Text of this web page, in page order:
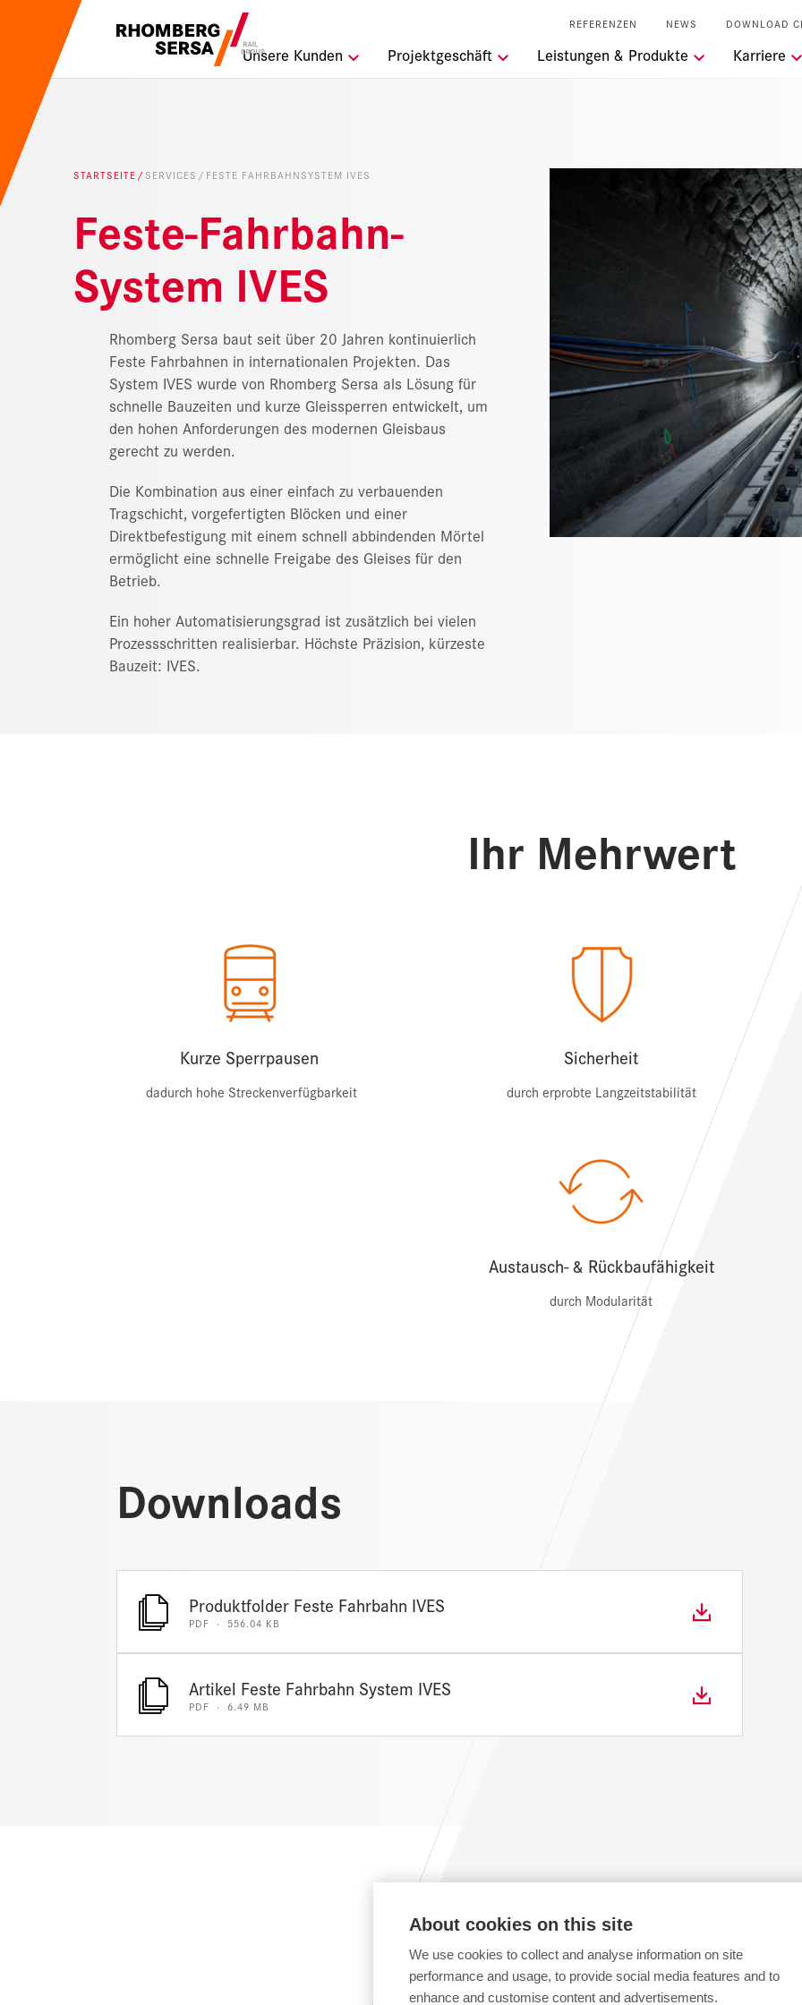
REFERENZEN NEWS DOWNLOAD
Unsere Kunden Projektgeschäft Leistungen & Produkte Karriere
Suchempfehlungen
STARTSEITE SERVICES FESTE FAHRBAHNSYSTEM IVES
Feste-Fahrbahn-
System IVES
Rhomberg Sersa baut seit über 20 Jahren kontinuierlich
Feste Fahrbahnen in internationalen Projekten. Das
System IVES wurde von Rhomberg Sersa als Lösung für
schnelle Bauzeiten und kurze Gleissperren entwickelt, um
den hohen Anforderungen des modernen Gleisbaus
gerecht zu werden.
Die Kombination aus einer einfach zu verbauenden
Tragschicht, vorgefertigten Blöcken und einer
Direktbefestigung mit einem schnell abbindenden Mörtel
ermöglicht eine schnelle Freigabe des Gleises für den
Betrieb.
Ein hoher Automatisierungsgrad ist zusätzlich bei vielen
Prozessschritten realisierbar. Höchste Präzision, kürzeste
Bauzeit: IVES.
Ihr Mehrwert
Kurze Sperrpausen
dadurch hohe Streckenverfügbarkeit
Sicherheit
durch erprobte Langzeitstabilität
Austausch- & Rückbaufähigkeit
durch Modularität
Downloads
Produktfolder Feste Fahrbahn IVES
PDF · 556.04 KB
Artikel Feste Fahrbahn System IVES
PDF · 6.49 MB
IVES:
About cookies on this site
We use cookies to collect and analyse information on site
performance and usage, to provide social media features and to
enhance and customise content and advertisements.